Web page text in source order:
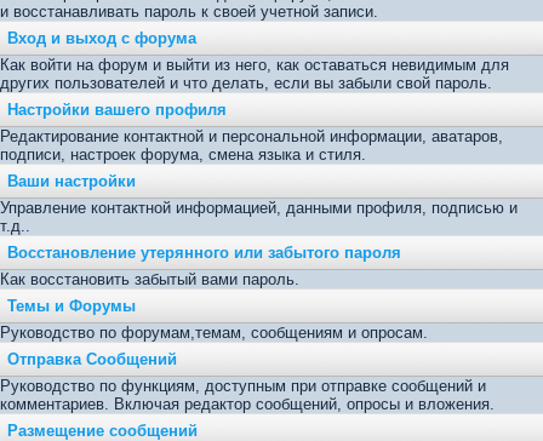
и восстанавливать пароль к своей учетной записи.
Вход и выход с форума
Как войти на форум и выйти из него, как оставаться невидимым для
других пользователей и что делать, если вы забыли свой пароль.
Настройки вашего профиля
Редактирование контактной и персональной информации, аватаров,
подписи, настроек форума, смена языка и стиля.
Ваши настройки
Управление контактной информацией, данными профиля, подписью и
т.д..
Восстановление утерянного или забытого пароля
Как восстановить забытый вами пароль.
Темы и Форумы
Руководство по форумам,темам, сообщениям и опросам.
Отправка Сообщений
Руководство по функциям, доступным при отправке сообщений и
комментариев. Включая редактор сообщений, опросы и вложения.
Размещение сообщений